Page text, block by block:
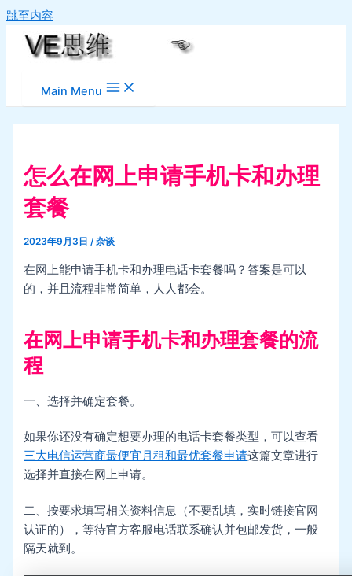
跳至内容
Main Menu
怎么在网上申请手机卡和办理
套餐
2023年9月3日/杂谈
在网上能申请手机卡和办理电话卡套餐吗？答案是可以
的，并且流程非常简单，人人都会。
在网上申请手机卡和办理套餐的流
程
一、选择并确定套餐。
如果你还没有确定想要办理的电话卡套餐类型，可以查看
三大电信运营商最便宜月租和最优套餐申请这篇文章进行
选择并直接在网上申请。
二、按要求填写相关资料信息（不要乱填，实时链接官网
认证的），等待官方客服电话联系确认并包邮发货，一般
隔天就到。